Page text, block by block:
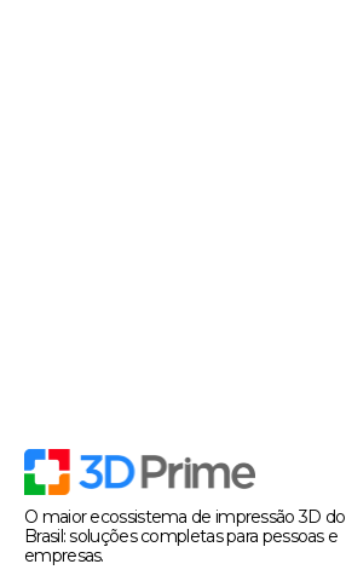
O maior ecossistema de impressão 3D do
Brasil: soluções completas para pessoas e
empresas.